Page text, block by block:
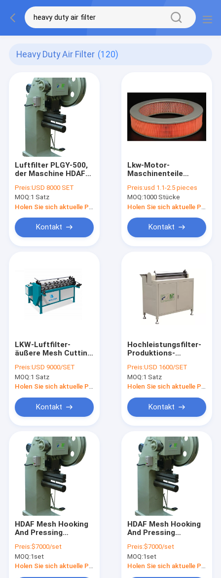
Heavy Duty Air Filter (120)
Luftfilter PLGY-500,
der Maschine HDAF
And Pressing
4pcs/Min herstellt
Preis:USD 8000 SET
MOQ:1 Satz
Kontakt
Lkw-Motor-
Maschinenteile
Luftfilter
Preis:usd 1.1-2.5 pieces
MOQ:1000 Stücke
Kontakt
LKW-Luftfilter-
äußere Mesh Cutting
Luft-Maschine
1250mm
Preis:USD 9000/SET
MOQ:1 Satz
Kontakt
Hochleistungsfilter-
Produktions-
Mesh Rolling Machine
Preis:USD 1600/SET
MOQ:1 Satz
Kontakt
HDAF Mesh Hooking
And Pressing
LKW-Luftfilter
Preis:$7000/set
MOQ:1set
Holen Sie sich aktuelle Preis
HDAF Mesh Hooking
And Pressing
Truck Air Filter
Preis:$7000/set
MOQ:1set
Holen Sie sich aktuelle Preis